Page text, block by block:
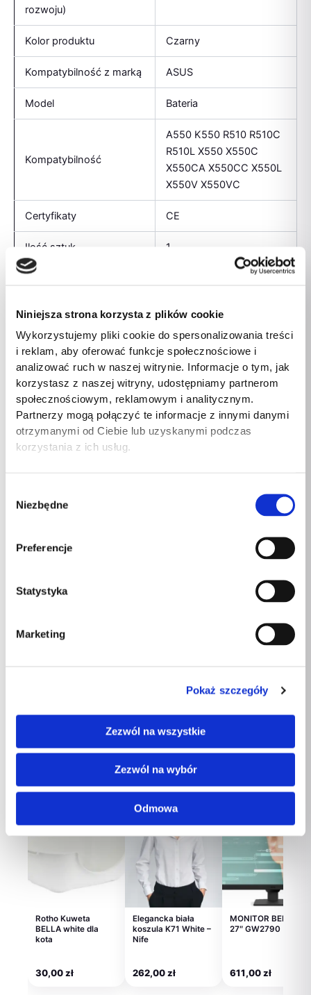
Niniejsza strona korzysta z plików cookie
Wykorzystujemy pliki cookie do spersonalizowania treści
i reklam, aby oferować funkcje społecznościowe i
analizować ruch w naszej witrynie. Informacje o tym, jak
korzystasz z naszej witryny, udostępniamy partnerom
społecznościowym, reklamowym i analitycznym.
Partnerzy mogą połączyć te informacje z innymi danymi
otrzymanymi od Ciebie lub uzyskanymi podczas
korzystania z ich usług.
zgody
Niezbędne
Preferencje
Statystyka
Marketing
Pokaż szczegóły
Zezwól na wszystkie
Zezwól na wybór
Odmowa
rozwoju)
Kolor produktu Czarny
Kompatybilność z marką ASUS
Model Bateria
Kompatybilność
A550 K550 R510 R510C
R510L X550 X550C
X550CA X550CC X550L
X550V X550VC
Certyfikaty CE
Ilość sztuk 1
Ilość komór baterii
Napięcie baterii 14,4 V
Rodzaj baterii Litowo-jonowa (Li-Ion)
Pojemność baterii 2200 mAh
Szerokość 300mm
Długość 50mm
293,00zł 5 439,00zł
Architecture:MMIPS;
328,00zł
Polecane dla Ciebie
Rotho Kuweta
BELLA white dla
kota
30,00zł
Elegancka biała
koszula K71 White –
Nife
262,00zł
MONITOR BENQ LED
27″ GW2790
611,00zł